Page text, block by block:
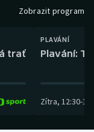
Zobrazit program
trať
PLAVÁNÍ
Plavání:
Zítra, 12:30-